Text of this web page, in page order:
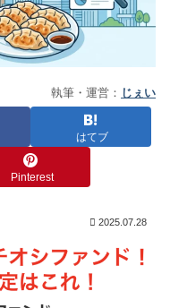
執筆・運営： じぇい
はてブ
Pinterest
2025.07.28